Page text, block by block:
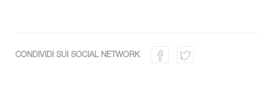
CONDIVIDI SUI SOCIAL NETWORK